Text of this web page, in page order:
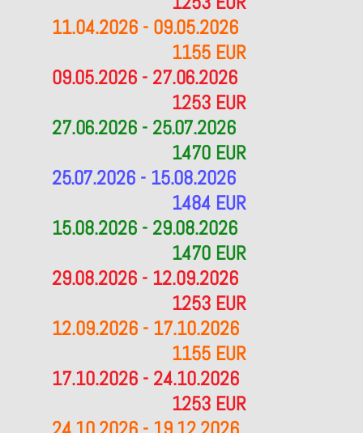
11.04.2026 - 09.05.2026
1155 EUR
09.05.2026 - 27.06.2026
1253 EUR
27.06.2026 - 25.07.2026
1470 EUR
25.07.2026 - 15.08.2026
1484 EUR
15.08.2026 - 29.08.2026
1470 EUR
29.08.2026 - 12.09.2026
1253 EUR
12.09.2026 - 17.10.2026
1155 EUR
17.10.2026 - 24.10.2026
1253 EUR